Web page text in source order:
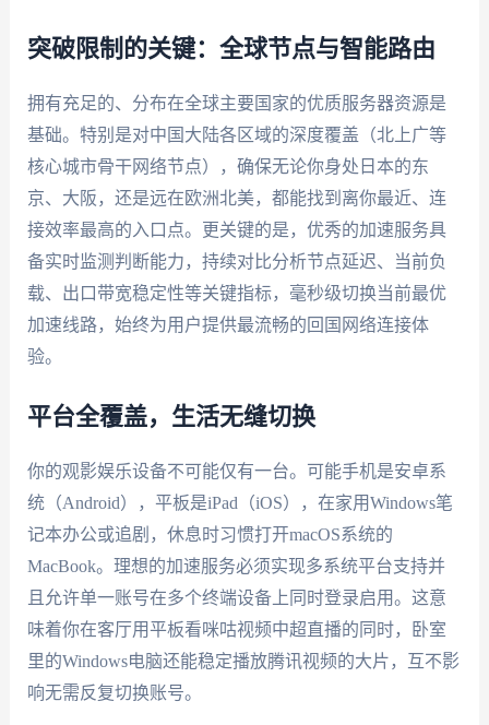
突破限制的关键：全球节点与智能路由
拥有充足的、分布在全球主要国家的优质服务器资源是
基础。特别是对中国大陆各区域的深度覆盖（北上广等
核心城市骨干网络节点），确保无论你身处日本的东
京、大阪，还是远在欧洲北美，都能找到离你最近、连
接效率最高的入口点。更关键的是，优秀的加速服务具
备实时监测判断能力，持续对比分析节点延迟、当前负
载、出口带宽稳定性等关键指标，毫秒级切换当前最优
加速线路，始终为用户提供最流畅的回国网络连接体
验。
平台全覆盖，生活无缝切换
你的观影娱乐设备不可能仅有一台。可能手机是安卓系
统（Android），平板是iPad（iOS），在家用Windows笔
记本办公或追剧，休息时习惯打开macOS系统的
MacBook。理想的加速服务必须实现多系统平台支持并
且允许单一账号在多个终端设备上同时登录启用。这意
味着你在客厅用平板看咪咕视频中超直播的同时，卧室
里的Windows电脑还能稳定播放腾讯视频的大片，互不影
响无需反复切换账号。